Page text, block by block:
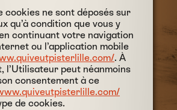
cookies ne sont déposés sur
qu’à condition que vous y
continuant votre navigation
ou l’application mobile
. À
l’Utilisateur peut néanmoins
consentement à ce
de cookies.